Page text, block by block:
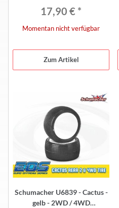
17,90 € *
Momentan nicht verfügbar
Zum Artikel
Schumacher U6839 - Cactus -
gelb - 2WD / 4WD